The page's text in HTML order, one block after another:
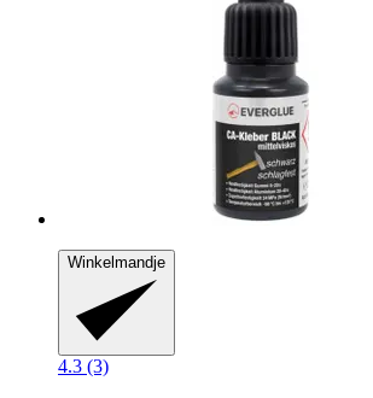
Winkelmandje
4.3 (3)